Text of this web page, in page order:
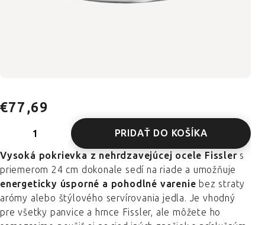
€77,69
PRIDAŤ DO KOŠÍKA
Vysoká pokrievka z nehrdzavejúcej ocele Fisslers
priemerom 24 cm dokonale sedí na riade a umožňuje
energeticky úsporné a pohodlné varenie bez straty
arómy alebo štýlového servírovania jedla. Je vhodný
pre všetky panvice a hrnce Fissler, ale môžete ho